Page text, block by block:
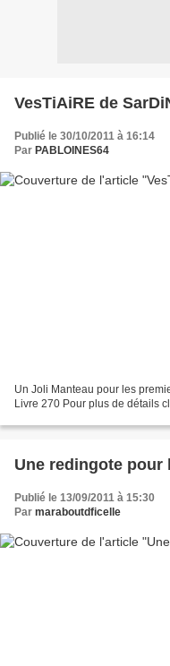
VesTiAiRE de
Publié le 30/10/2011 à 16:14
Par PABLOINES64
Un Joli Manteau pour les
Livre 270 Pour plus de détails
Une redingote pour
Publié le 13/09/2011 à 15:30
Par maraboutdficelle